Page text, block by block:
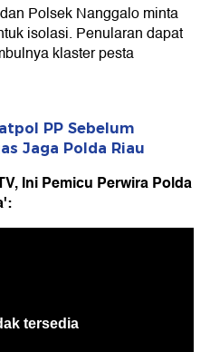
Polsek Nanggalo minta
isolasi. Penularan dapat
klaster pesta
PP Sebelum
Jaga Polda Riau
Ini Pemicu Perwira Polda